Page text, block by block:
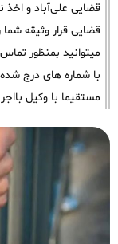
قضایی علی‌آباد و اخذ
قضایی قرار وثیقه
میتوانید بمنظور
با شماره های درج
مستقیما با وکیل